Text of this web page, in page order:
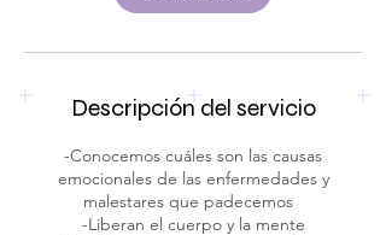
n
Descripción del servicio
-Conocemos cuáles son las causas
emocionales de las enfermedades y
malestares que padecemos
-Liberan el cuerpo y la mente